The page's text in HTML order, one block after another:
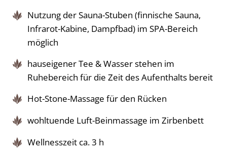
Nutzung der Sauna-Stuben (finnische Sauna,
Infrarot-Kabine, Dampfbad) im SPA-Bereich
möglich
hauseigener Tee & Wasser stehen im
Ruhebereich für die Zeit des Aufenthalts bereit
Hot-Stone-Massage für den Rücken
wohltuende Luft-Beinmassage im Zirbenbett
Wellnesszeit ca. 3 h